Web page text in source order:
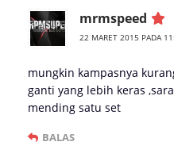
mrmspeed
22 MARET 2015 PADA
mungkin kampasnya
ganti yang lebih keras
mending satu set
BALAS